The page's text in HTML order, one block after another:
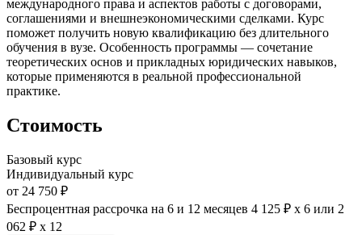
международного права и аспектов работы с договорами,
соглашениями и внешнеэкономическими сделками. Курс
поможет получить новую квалификацию без длительного
обучения в вузе. Особенность программы — сочетание
теоретических основ и прикладных юридических навыков,
которые применяются в реальной профессиональной
практике.
Стоимость
Базовый курс
Индивидуальный курс
от 24 750 ₽
Беспроцентная рассрочка на 6 и 12 месяцев 4 125 ₽ х 6 или 2
062 ₽ х 12